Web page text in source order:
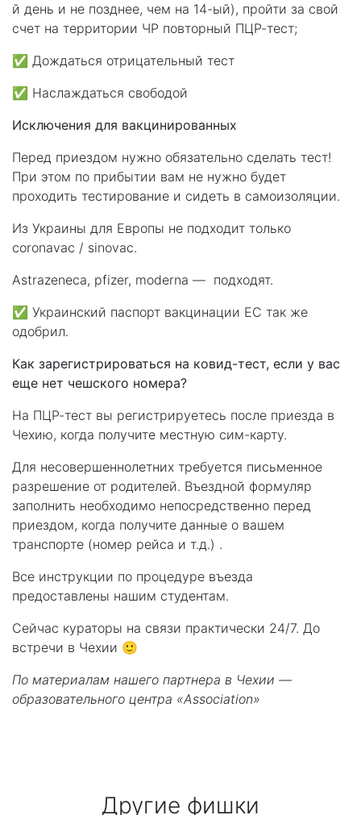
й день и не позднее, чем на 14-ый), пройти за свой
счет на территории ЧР повторный ПЦР-тест; ⁣⁣⠀
✅ Дождаться отрицательный тест
⁣⁣✅ Наслаждаться свободой
Исключения для вакцинированных
Перед приездом нужно обязательно сделать тест!
При этом по прибытии вам не нужно будет
проходить тестирование и сидеть в самоизоляции.
Из Украины для Европы не подходит только
coronavac / sinovac.
Astrazeneca, pfizer, moderna — подходят.
✅ Украинский паспорт вакцинации ЕС так же
одобрил.
Как зарегистрироваться на ковид-тест, если у вас
еще нет чешского номера?
На ПЦР-тест вы регистрируетесь после приезда в
Чехию, когда получите местную сим-карту.
Для несовершеннолетних требуется письменное
разрешение от родителей. Въездной формуляр
заполнить необходимо непосредственно перед
приездом, когда получите данные о вашем
транспорте (номер рейса и т.д.) ⁣⁣.
Все инструкции по процедуре въезда
предоставлены нашим студентам.
Сейчас кураторы на связи практически 24/7. До
встречи в Чехии 🙂
По материалам нашего партнера в Чехии —
образовательного центра «Assoсiation»
Другие фишки